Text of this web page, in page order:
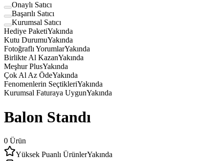
Onaylı Satıcı
Başarılı Satıcı
Kurumsal Satıcı
Hediye PaketiYakında
Kutu DurumuYakında
Fotoğraflı YorumlarYakında
Birlikte Al KazanYakında
Meşhur PlusYakında
Çok Al Az ÖdeYakında
Fenomenlerin SeçtikleriYakında
Kurumsal Faturaya UygunYakında
Balon Standı
0 Ürün
Yüksek Puanlı ÜrünlerYakında